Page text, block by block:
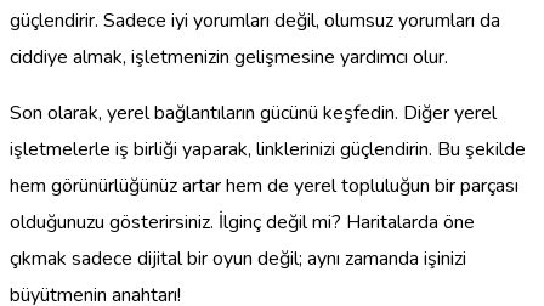
güçlendirir. Sadece iyi yorumları değil, olumsuz yorumları da
ciddiye almak, işletmenizin gelişmesine yardımcı olur.
Son olarak, yerel bağlantıların gücünü keşfedin. Diğer yerel
işletmelerle iş birliği yaparak, linklerinizi güçlendirin. Bu şekilde
hem görünürlüğünüz artar hem de yerel topluluğun bir parçası
olduğunuzu gösterirsiniz. İlginç değil mi? Haritalarda öne
çıkmak sadece dijital bir oyun değil; aynı zamanda işinizi
büyütmenin anahtarı!